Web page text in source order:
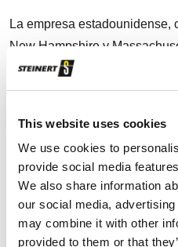
This website uses cookies
We use cookies to
provide social media
We also share information
our social media,
may combine it with other
provided to them or that
La empresa estadounidense,
New Hampshire y
toneladas de residuos de
Fundada hace unos 30 años
no ferrosos acabaron en los
Dinero en el vertedero
ReSource Waste ya utilizaba